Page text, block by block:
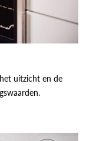
uitzicht en de